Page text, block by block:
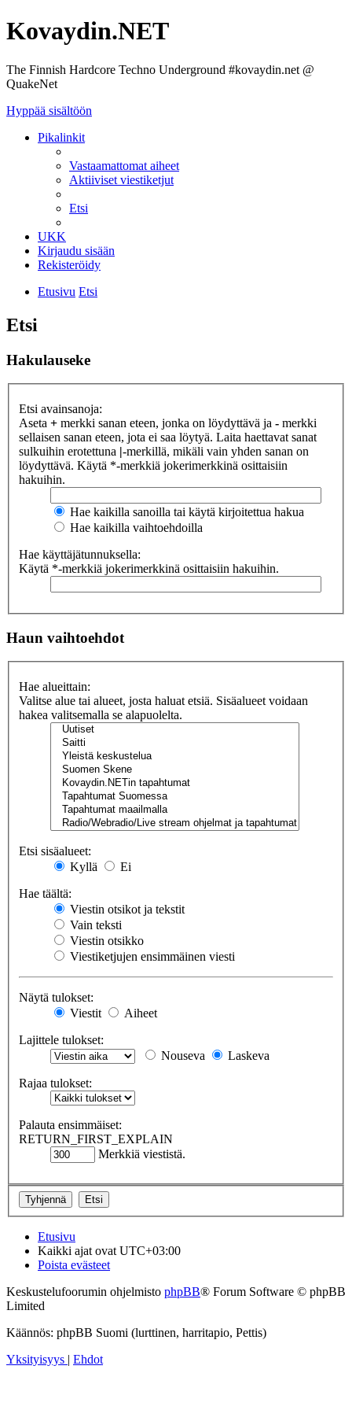
Kovaydin.NET
The Finnish Hardcore Techno Underground #kovaydin.net @
QuakeNet
Hyppää sisältöön
Pikalinkit
Vastaamattomat aiheet
Aktiiviset viestiketjut
Etsi
UKK
Kirjaudu sisään
Rekisteröidy
Etusivu Etsi
Etsi
Hakulauseke
Etsi avainsanoja:
Aseta + merkki sanan eteen, jonka on löydyttävä ja - merkki
sellaisen sanan eteen, jota ei saa löytyä. Laita haettavat sanat
sulkuihin erotettuna |-merkillä, mikäli vain yhden sanan on
löydyttävä. Käytä *-merkkiä jokerimerkkinä osittaisiin
hakuihin.
Hae kaikilla sanoilla tai käytä kirjoitettua hakua
Hae kaikilla vaihtoehdoilla
Hae käyttäjätunnuksella:
Käytä *-merkkiä jokerimerkkinä osittaisiin hakuihin.
Haun vaihtoehdot
Hae alueittain:
Valitse alue tai alueet, josta haluat etsiä. Sisäalueet voidaan
hakea valitsemalla se alapuolelta.
Etsi sisäalueet:
Kyllä
Ei
Hae täältä:
Viestin otsikot ja tekstit
Vain teksti
Viestin otsikko
Viestiketjujen ensimmäinen viesti
Näytä tulokset:
Viestit
Aiheet
Lajittele tulokset:
Nouseva
Laskeva
Rajaa tulokset:
Palauta ensimmäiset:
RETURN_FIRST_EXPLAIN
Merkkiä viestistä.
Etusivu
Kaikki ajat ovat UTC+03:00
Poista evästeet
Keskustelufoorumin ohjelmisto phpBB® Forum Software © phpBB
Limited
Käännös: phpBB Suomi (lurttinen, harritapio, Pettis)
Yksityisyys | Ehdot